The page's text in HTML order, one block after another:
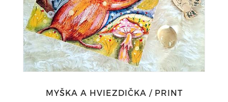
MYŠKA A HVIEZDIČKA / PRINT